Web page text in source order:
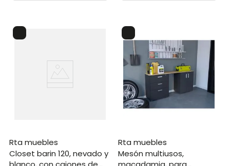
rta muebles
closet barin 120, nevado y
rta muebles
mesón multiusos,